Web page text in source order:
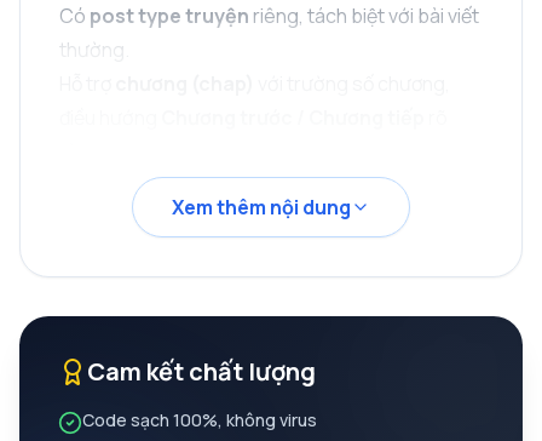
Có post type truyện riêng, tách biệt với bài viết
thường.
Phân loại theothể loại, tác giả, tình trạng
(đang ra/hoàn thành) … giúp người đọc dễ lọc
trung vào nội dung, hạn chế yếu tố gây xao
nhãng.
Nhờ đó, website truyện của bạn trông chuyên
nghiệp hơn hẳn so với việc cố “chế cháo” từ
Xem thêm nội dung
Cam kết chất lượng
Code sạch 100%, không virus